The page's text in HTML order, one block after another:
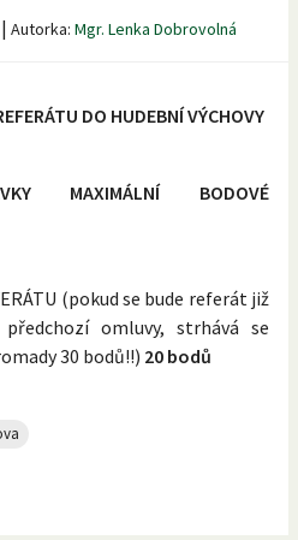
| Autorka: Mgr. Lenka Dobrovolná
DO HUDEBNÍ VÝCHOVY
MAXIMÁLNÍ BODOVÉ
(pokud se bude referát již
omluvy, strhává se
30 bodů!!) 20 bodů